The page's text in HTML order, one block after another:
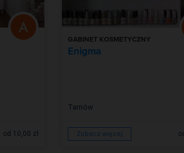
od 10,00 zł
GABINET KOSMETYCZNY
Enigma
Tarnów
Zobacz więcej